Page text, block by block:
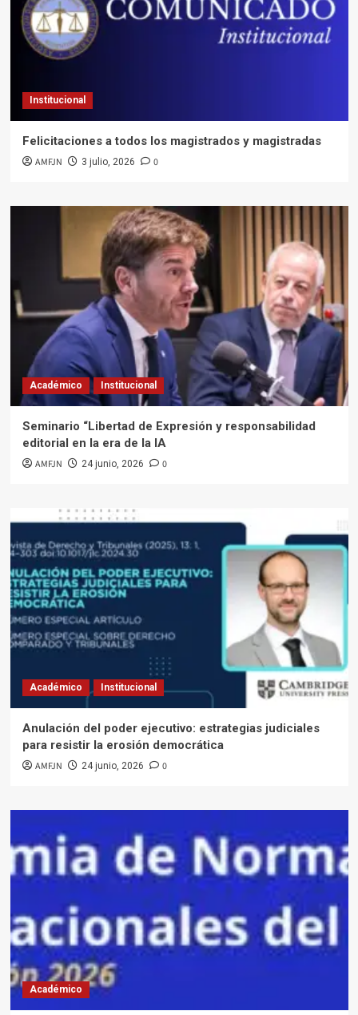
Institucional
Felicitaciones a todos los magistrados y magistradas
AMFJN 3 julio, 2026 0
Académico Institucional
Seminario “Libertad de Expresión y responsabilidad
editorial en la era de la IA
AMFJN 24 junio, 2026 0
Académico Institucional
Anulación del poder ejecutivo: estrategias judiciales
para resistir la erosión democrática
AMFJN 24 junio, 2026 0
Académico